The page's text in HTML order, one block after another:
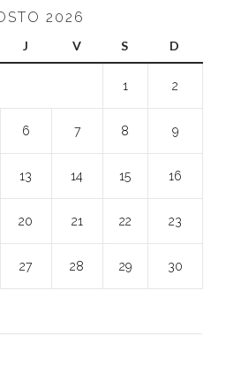
2026
J V S D
1 2
6 7 8 9
13 14 15 16
20 21 22 23
27 28 29 30